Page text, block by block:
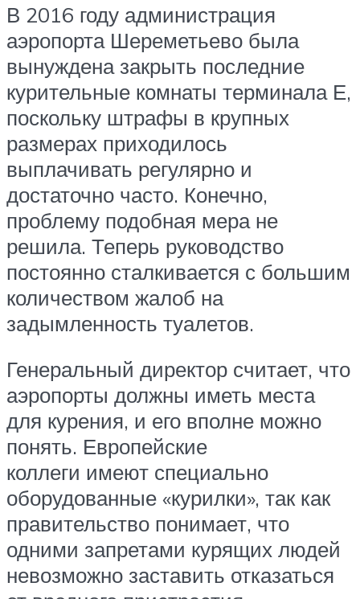
В 2016 году администрация
аэропорта Шереметьево была
вынуждена закрыть последние
курительные комнаты терминала Е,
поскольку штрафы в крупных
размерах приходилось
выплачивать регулярно и
достаточно часто. Конечно,
проблему подобная мера не
решила. Теперь руководство
постоянно сталкивается с большим
количеством жалоб на
задымленность туалетов.
Генеральный директор считает, что
аэропорты должны иметь места
для курения, и его вполне можно
понять. Европейские
коллеги имеют специально
оборудованные «курилки», так как
правительство понимает, что
одними запретами курящих людей
невозможно заставить отказаться